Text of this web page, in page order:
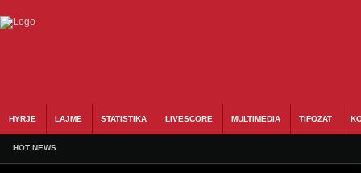
HYRJE LAJME STATISTIKA LIVESCORE MULTIMEDIA TIFOZAT
HOT NEWS